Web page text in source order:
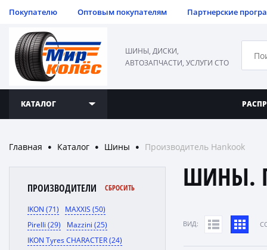
Покупателю Оптовым покупателям Партнерские
ШИНЫ, ДИСКИ,
АВТОЗАПЧАСТИ, УСЛУГИ СТО
КАТАЛОГ
Главная ● Каталог ● Шины ● Производитель Hankook
ПРОИЗВОДИТЕЛИ СБРОСИТЬ
IKON (71)
MAXXIS (50)
Pirelli (29)
Mazzini (25)
IKON Tyres CHARACTER (24)
ШИНЫ.
ВИД: